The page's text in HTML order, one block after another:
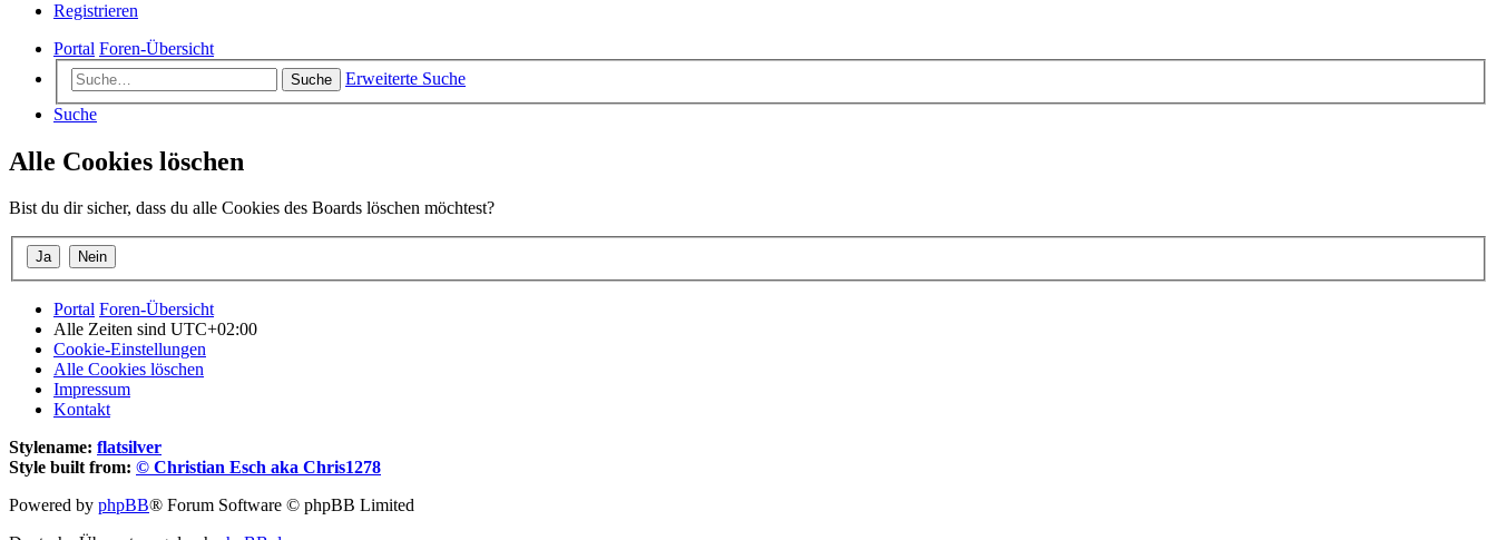
Registrieren
Portal Foren-Übersicht
Suche
Erweiterte Suche
Suche
Alle Cookies löschen
Bist du dir sicher, dass du alle Cookies des Boards löschen möchtest?
Portal Foren-Übersicht
Alle Zeiten sind UTC+02:00
Cookie-Einstellungen
Alle Cookies löschen
Impressum
Kontakt
Stylename: flatsilver
Style built from: © Christian Esch aka Chris1278
Powered by phpBB® Forum Software © phpBB Limited